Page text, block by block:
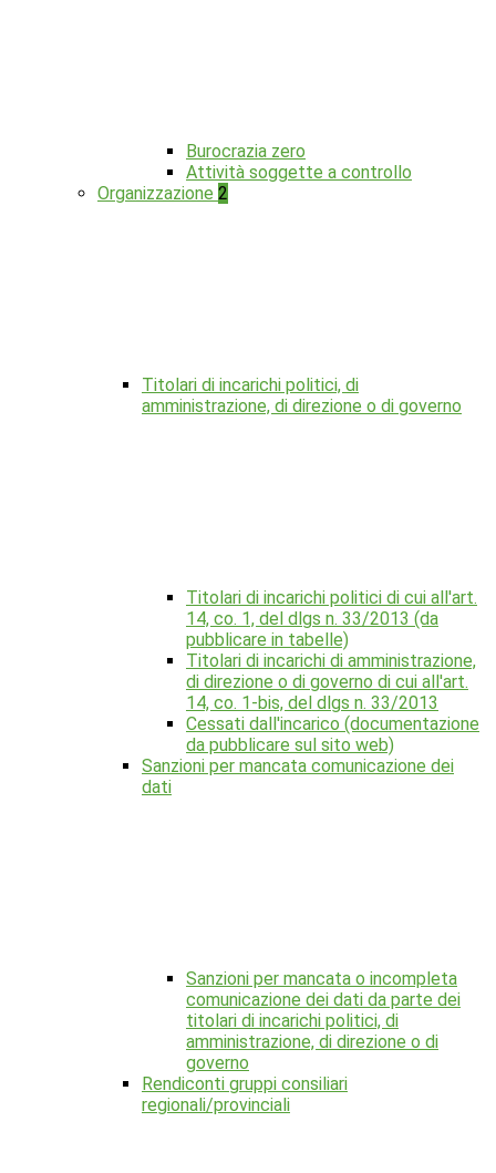
Burocrazia zero
Attività soggette a controllo
Organizzazione 2
Titolari di incarichi politici, di
amministrazione, di direzione o di governo
Titolari di incarichi politici di cui all'art.
14, co. 1, del dlgs n. 33/2013 (da
pubblicare in tabelle)
Titolari di incarichi di amministrazione,
di direzione o di governo di cui all'art.
14, co. 1-bis, del dlgs n. 33/2013
Cessati dall'incarico (documentazione
da pubblicare sul sito web)
Sanzioni per mancata comunicazione dei
dati
Sanzioni per mancata o incompleta
comunicazione dei dati da parte dei
titolari di incarichi politici, di
amministrazione, di direzione o di
governo
Rendiconti gruppi consiliari
regionali/provinciali